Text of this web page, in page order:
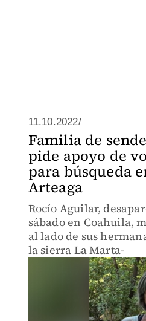
11.10.2022/
Familia de
pide apoyo de
para búsqueda
Arteaga
Rocío Aguilar,
sábado en Coahuila,
al lado de sus
la sierra La Marta-